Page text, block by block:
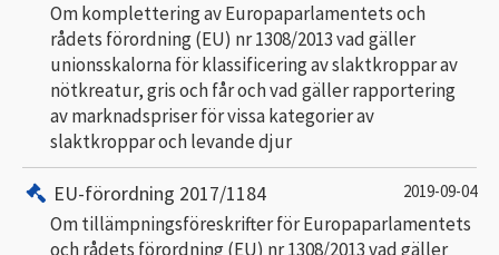
Om komplettering av Europaparlamentets och
rådets förordning (EU) nr 1308/2013 vad gäller
unionsskalorna för klassificering av slaktkroppar av
nötkreatur, gris och får och vad gäller rapportering
av marknadspriser för vissa kategorier av
slaktkroppar och levande djur
EU-förordning 2017/1184 2019-09-04
Om tillämpningsföreskrifter för Europaparlamentets
och rådets förordning (EU) nr 1308/2013 vad gäller